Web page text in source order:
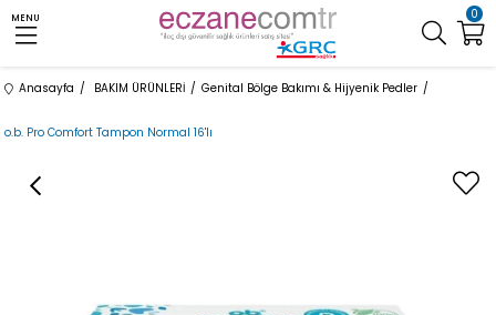
0
MENU
Anasayfa BAKIM ÜRÜNLERİ Genital Bölge Bakımı & Hijyenik Pedler
o.b. Pro Comfort Tampon Normal 16'lı